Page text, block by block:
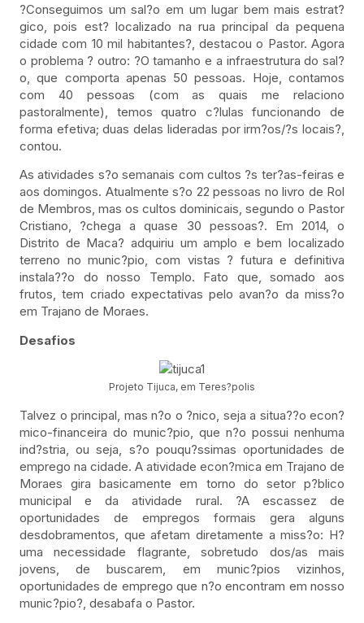
?Conseguimos um sal?o em um lugar bem mais estrat?
gico, pois est? localizado na rua principal da pequena
cidade com 10 mil habitantes?, destacou o Pastor. Agora
o problema ? outro: ?O tamanho e a infraestrutura do sal?
o, que comporta apenas 50 pessoas. Hoje, contamos
com 40 pessoas (com as quais me relaciono
pastoralmente), temos quatro c?lulas funcionando de
forma efetiva; duas delas lideradas por irm?os/?s locais?,
contou.
As atividades s?o semanais com cultos ?s ter?as-feiras e
aos domingos. Atualmente s?o 22 pessoas no livro de Rol
de Membros, mas os cultos dominicais, segundo o Pastor
Cristiano, ?chega a quase 30 pessoas?. Em 2014, o
Distrito de Maca? adquiriu um amplo e bem localizado
terreno no munic?pio, com vistas ? futura e definitiva
instala??o do nosso Templo. Fato que, somado aos
frutos, tem criado expectativas pelo avan?o da miss?o
em Trajano de Moraes.
Desafios
Projeto Tijuca, em Teres?polis
Talvez o principal, mas n?o o ?nico, seja a situa??o econ?
mico-financeira do munic?pio, que n?o possui nenhuma
ind?stria, ou seja, s?o pouqu?ssimas oportunidades de
emprego na cidade. A atividade econ?mica em Trajano de
Moraes gira basicamente em torno do setor p?blico
municipal e da atividade rural. ?A escassez de
oportunidades de empregos formais gera alguns
desdobramentos, que afetam diretamente a miss?o: H?
uma necessidade flagrante, sobretudo dos/as mais
jovens, de buscarem, em munic?pios vizinhos,
oportunidades de emprego que n?o encontram em nosso
munic?pio?, desabafa o Pastor.